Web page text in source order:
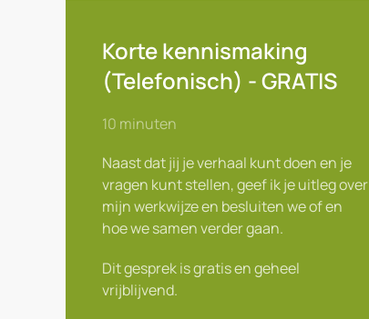
Korte kennismaking
(Telefonisch) - GRATIS
10 minuten
Naast dat jij je verhaal kunt doen en je
vragen kunt stellen, geef ik je uitleg over
mijn werkwijze en besluiten we of en
hoe we samen verder gaan.
Dit gesprek is gratis en geheel
vrijblijvend.